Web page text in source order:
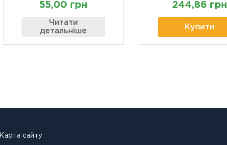
55,00 грн
Читати
детальніше
244,86 грн
Купити
Карта сайту